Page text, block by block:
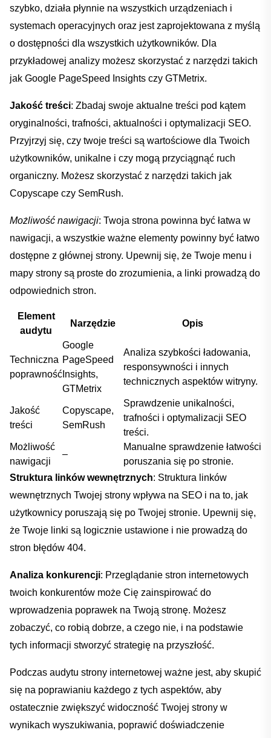
szybko, działa płynnie na wszystkich urządzeniach i
‌systemach operacyjnych oraz jest ⁤zaprojektowana z myślą
o dostępności dla wszystkich użytkowników. Dla
przykładowej analizy możesz skorzystać z narzędzi takich
⁣jak Google PageSpeed Insights‌ czy GTMetrix.
Jakość treści: Zbadaj swoje aktualne treści pod kątem
oryginalności, trafności,‌ aktualności i ‍optymalizacji⁤ SEO.
Przyjrzyj się, czy twoje treści​ są wartościowe dla Twoich
użytkowników, unikalne i czy mogą przyciągnąć ruch
organiczny. ‍Możesz skorzystać z narzędzi takich jak
Copyscape czy SemRush.
Możliwość nawigacji: Twoja strona⁤ powinna być łatwa w
nawigacji, a wszystkie ⁣ważne elementy powinny być łatwo
dostępne z ⁢głównej strony. Upewnij się, że Twoje menu i
mapy ⁤strony są proste do⁤ zrozumienia, a linki ‌prowadzą do
odpowiednich stron.
Element
audytu
Narzędzie Opis
Techniczna
poprawność
Google
PageSpeed ​
Insights,
GTMetrix
Analiza ⁤szybkości ładowania,
responsywności i innych
technicznych aspektów witryny.
Jakość
treści
Copyscape,
SemRush
Sprawdzenie unikalności,
trafności⁢ i ‍optymalizacji SEO
treści.
Możliwość ​
nawigacji
–
Manualne sprawdzenie łatwości
poruszania się​ po ‍stronie.
Struktura linków⁢ wewnętrznych: Struktura linków
wewnętrznych Twojej strony ⁤wpływa na SEO i ‌na to, jak
użytkownicy poruszają się po Twojej stronie. Upewnij się,
że Twoje linki są logicznie ustawione i nie prowadzą do⁤
stron błędów 404.
Analiza konkurencji: Przeglądanie stron internetowych
twoich konkurentów może Cię zainspirować do
wprowadzenia poprawek na Twoją stronę. Możesz
zobaczyć, ‌co robią‌ dobrze,⁢ a czego⁤ nie, i na podstawie
tych informacji stworzyć strategię ⁢na ⁤przyszłość.
Podczas audytu strony internetowej‌ ważne jest, aby skupić
się na poprawianiu każdego⁤ z tych aspektów, aby
ostatecznie‍ zwiększyć⁣ widoczność‌ Twojej‍ strony w
wynikach wyszukiwania,​ poprawić doświadczenie
Dodano do koszyka